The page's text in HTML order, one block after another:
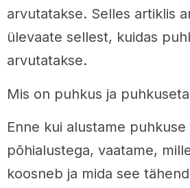
arvutatakse. Selles artiklis
ülevaate sellest, kuidas
arvutatakse.
Mis on puhkus ja
Enne kui alustame
põhialustega, vaatame,
koosneb ja mida see